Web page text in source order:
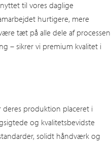
til vores daglige
hurtigere, mere
tæt på alle dele af processen
– sikrer vi premium kvalitet i
deres produktion placeret i
og kvalitetsbevidste
solidt håndværk og